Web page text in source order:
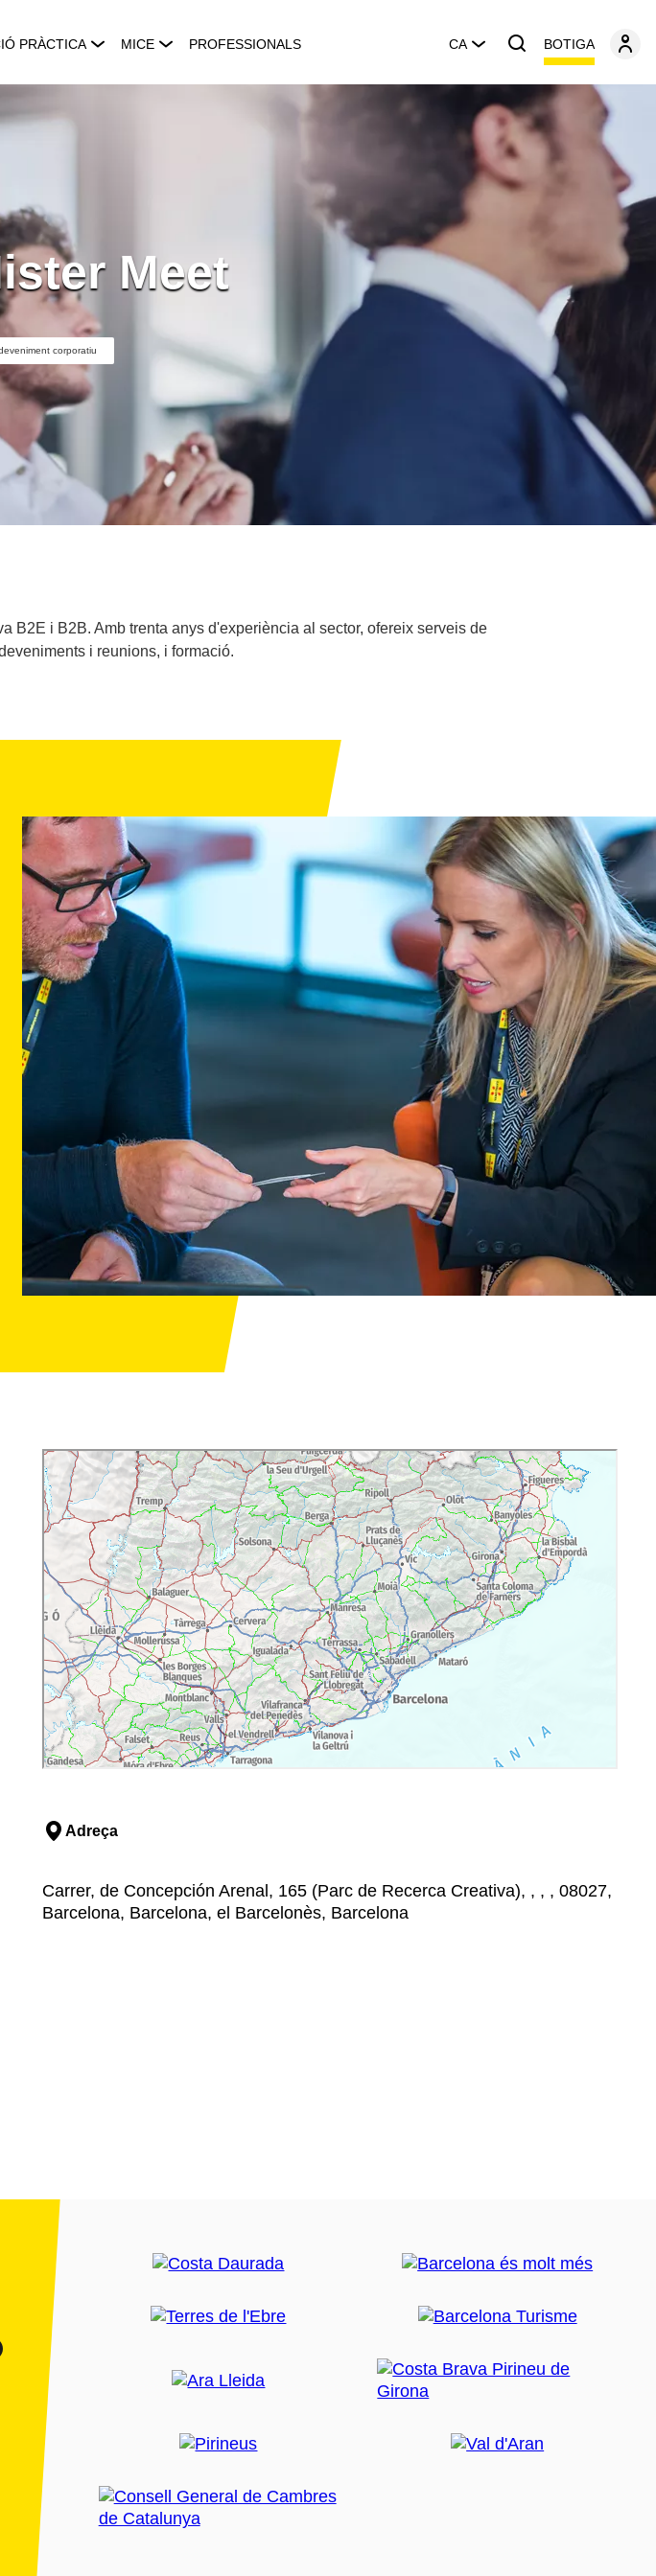
PRÀCTICA MICE PROFESSIONALS CA BOTIGA
Meet
corporatiu
B2E i B2B. Amb trenta anys d'experiència al sector, ofereix serveis de
i reunions, i formació.
Adreça
Carrer, de Concepción Arenal, 165 (Parc de Recerca Creativa), , , , 08027,
Barcelona, Barcelona, el Barcelonès, Barcelona